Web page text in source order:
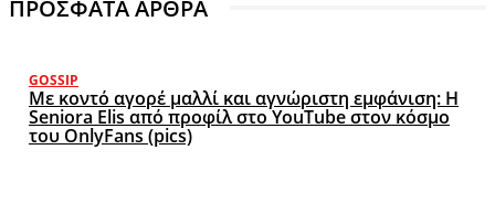
ΠΡΟΣΦΑΤΑ ΑΡΘΡΑ
GOSSIP
Με κοντό αγορέ μαλλί και αγνώριστη εμφάνιση: Η
Seniora Elis από προφίλ στο YouTube στον κόσμο
του OnlyFans (pics)